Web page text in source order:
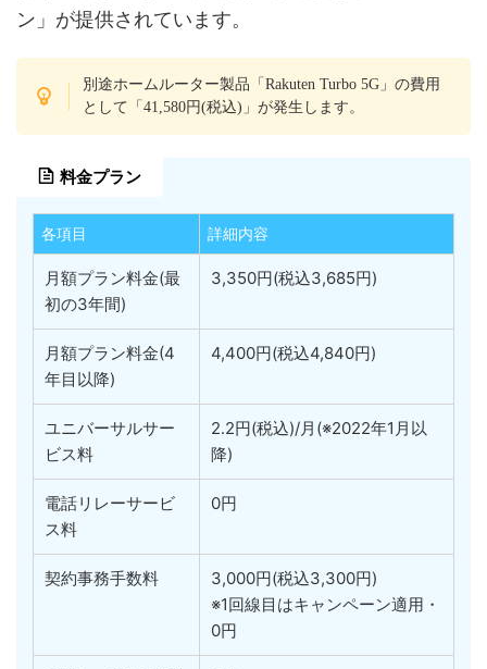
ン」が提供されています。
別途ホームルーター製品「Rakuten Turbo 5G」の費用
として「41,580円(税込)」が発生します。
料金プラン
各項目 詳細内容
月額プラン料金(最
初の3年間)
3,350円(税込3,685円)
月額プラン料金(4
年目以降)
4,400円(税込4,840円)
ユニバーサルサー
ビス料
2.2円(税込)/月(※2022年1月以
降)
電話リレーサービ
ス料
0円
契約事務手数料
3,000円(税込3,300円)
※1回線目はキャンペーン適用・
0円